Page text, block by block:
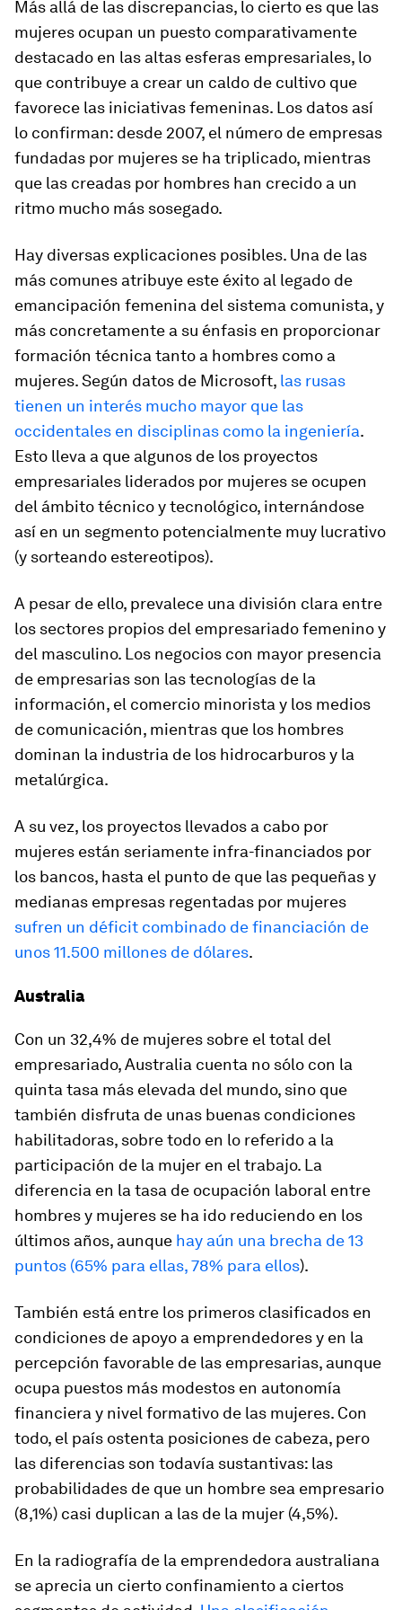
Más allá de las discrepancias, lo cierto es que las
mujeres ocupan un puesto comparativamente
destacado en las altas esferas empresariales, lo
que contribuye a crear un caldo de cultivo que
favorece las iniciativas femeninas. Los datos así
lo confirman: desde 2007, el número de empresas
fundadas por mujeres se ha triplicado, mientras
que las creadas por hombres han crecido a un
ritmo mucho más sosegado.
Hay diversas explicaciones posibles. Una de las
más comunes atribuye este éxito al legado de
emancipación femenina del sistema comunista, y
más concretamente a su énfasis en proporcionar
formación técnica tanto a hombres como a
mujeres. Según datos de Microsoft, las rusas
tienen un interés mucho mayor que las
occidentales en disciplinas como la ingeniería.
Esto lleva a que algunos de los proyectos
empresariales liderados por mujeres se ocupen
del ámbito técnico y tecnológico, internándose
así en un segmento potencialmente muy lucrativo
(y sorteando estereotipos).
A pesar de ello, prevalece una división clara entre
los sectores propios del empresariado femenino y
del masculino. Los negocios con mayor presencia
de empresarias son las tecnologías de la
información, el comercio minorista y los medios
de comunicación, mientras que los hombres
dominan la industria de los hidrocarburos y la
metalúrgica.
A su vez, los proyectos llevados a cabo por
mujeres están seriamente infra-financiados por
los bancos, hasta el punto de que las pequeñas y
medianas empresas regentadas por mujeres
sufren un déficit combinado de financiación de
unos 11.500 millones de dólares.
Australia
Con un 32,4% de mujeres sobre el total del
empresariado, Australia cuenta no sólo con la
quinta tasa más elevada del mundo, sino que
también disfruta de unas buenas condiciones
habilitadoras, sobre todo en lo referido a la
participación de la mujer en el trabajo. La
diferencia en la tasa de ocupación laboral entre
hombres y mujeres se ha ido reduciendo en los
últimos años, aunque hay aún una brecha de 13
puntos (65% para ellas, 78% para ellos).
También está entre los primeros clasificados en
condiciones de apoyo a emprendedores y en la
percepción favorable de las empresarias, aunque
ocupa puestos más modestos en autonomía
financiera y nivel formativo de las mujeres. Con
todo, el país ostenta posiciones de cabeza, pero
las diferencias son todavía sustantivas: las
probabilidades de que un hombre sea empresario
(8,1%) casi duplican a las de la mujer (4,5%).
En la radiografía de la emprendedora australiana
se aprecia un cierto confinamiento a ciertos